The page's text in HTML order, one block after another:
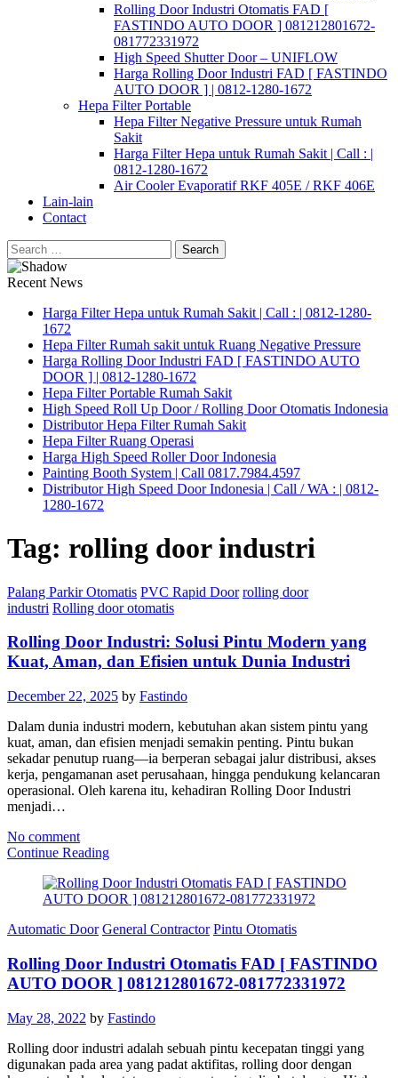
Rolling Door Industri Otomatis FAD [
FASTINDO AUTO DOOR ] 081212801672-
081772331972
High Speed Shutter Door – UNIFLOW
Harga Rolling Door Industri FAD [ FASTINDO
AUTO DOOR ] | 0812-1280-1672
Hepa Filter Portable
Hepa Filter Negative Pressure untuk Rumah
Sakit
Harga Filter Hepa untuk Rumah Sakit | Call : |
0812-1280-1672
Air Cooler Evaporatif RKF 405E / RKF 406E
Lain-lain
Contact
Search
for:
Recent News
Harga Filter Hepa untuk Rumah Sakit | Call : | 0812-1280-
1672
Hepa Filter Rumah sakit untuk Ruang Negative Pressure
Harga Rolling Door Industri FAD [ FASTINDO AUTO
DOOR ] | 0812-1280-1672
Hepa Filter Portable Rumah Sakit
High Speed Roll Up Door / Rolling Door Otomatis Indonesia
Distributor Hepa Filter Rumah Sakit
Hepa Filter Ruang Operasi
Harga High Speed Roller Door Indonesia
Painting Booth System | Call 0817.7984.4597
Distributor High Speed Door Indonesia | Call / WA : | 0812-
1280-1672
Tag: rolling door industri
Palang Parkir Otomatis PVC Rapid Door rolling door
industri Rolling door otomatis
Rolling Door Industri: Solusi Pintu Modern yang
Kuat, Aman, dan Efisien untuk Dunia Industri
December 22, 2025 by Fastindo
Dalam dunia industri modern, kebutuhan akan sistem pintu yang
kuat, aman, dan efisien menjadi semakin penting. Pintu bukan
sekadar penutup ruang—ia berperan sebagai jalur distribusi, akses
kerja, pengamanan aset perusahaan, hingga pendukung kelancaran
operasional. Oleh karena itu, kehadiran Rolling Door Industri
menjadi…
No comment
Continue Reading
Automatic Door General Contractor Pintu Otomatis
Rolling Door Industri Otomatis FAD [ FASTINDO
AUTO DOOR ] 081212801672-081772331972
May 28, 2022 by Fastindo
Rolling door industri adalah sebuah pintu kecepatan tinggi yang
digunakan pada area yang padat aktifitas, rolling door dengan